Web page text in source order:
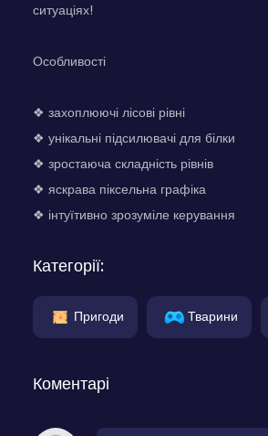
ситуаціях!
Особливості
❖ захоплюючі лісові рівні
❖ унікальні підсилювачі для білки
❖ зростаюча складність рівнів
❖ яскрава піксельна графіка
❖ інтуїтивно зрозуміле керування
Категорії:
Пригоди Тварини
Коментарі